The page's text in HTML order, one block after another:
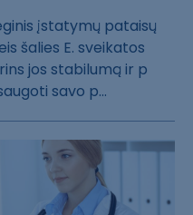
įstatymų pat​aisų
šalies E.​ sveikatos
jos​ stabilumą ir p​
savo p...